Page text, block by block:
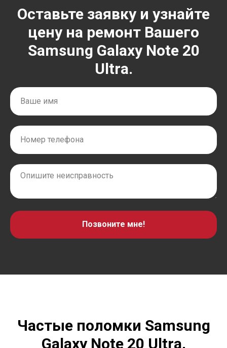
Оставьте заявку и узнайте
цену на ремонт Вашего
Samsung Galaxy Note 20
Ultra.
Позвоните мне!
Частые поломки Samsung
Galaxy Note 20 Ultra,